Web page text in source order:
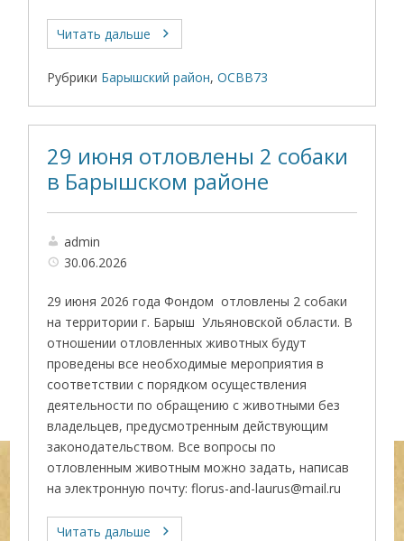
Читать дальше
Рубрики Барышский район,ОСВВ73
29 июня отловлены 2 собаки
в Барышском районе
admin
30.06.2026
29 июня 2026 года Фондом отловлены 2 собаки
на территории г. Барыш Ульяновской области. В
отношении отловленных животных будут
проведены все необходимые мероприятия в
соответствии с порядком осуществления
деятельности по обращению с животными без
владельцев, предусмотренным действующим
законодательством. Все вопросы по
отловленным животным можно задать, написав
на электронную почту: florus-and-laurus@mail.ru
Читать дальше